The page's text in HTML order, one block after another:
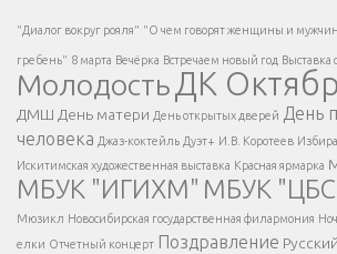
Есть вопрос?
Напишите нам
</span >
Написать
</button >
</div >
"Диалог вокруг рояля" "О чем говорят женщины и
гребень" 8 марта Вечёрка Встречаем новый год Выставка
МолодостьДК
ДМШ День матери День открытых дверей День
человека Джаз-коктейль Дуэт+ И.В. Коротеев
Искитимская художественная выставка Красная ярмарка
МБУК "ИГИХМ" МБУК
Мюзикл Новосибирская государственная филармония
елки Отчетный концерт Поздравление